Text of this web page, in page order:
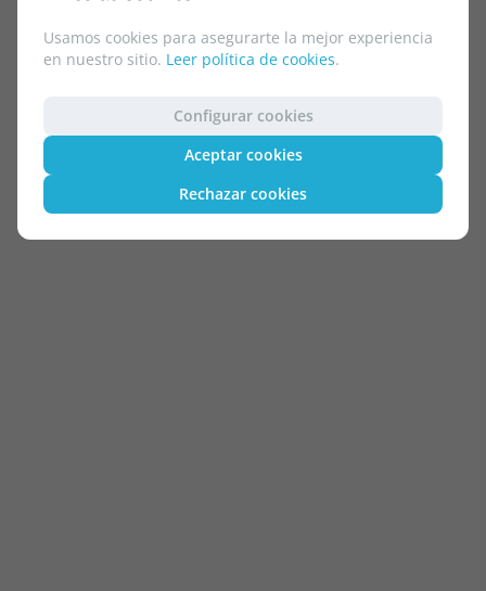
Usamos cookies para asegurarte la mejor experiencia
en nuestro sitio. Leer política de cookies.
Configurar cookies
Aceptar cookies
Rechazar cookies